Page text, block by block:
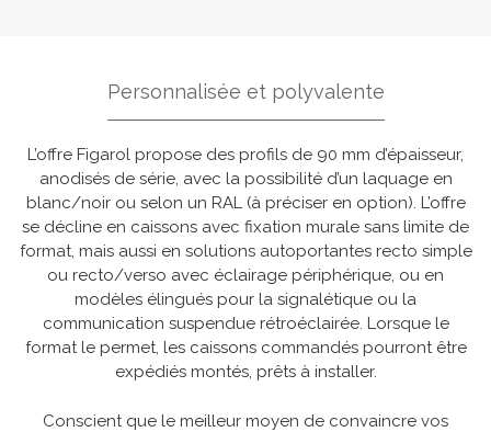
Personnalisée et polyvalente
L’offre Figarol propose des profils de 90 mm d’épaisseur,
anodisés de série, avec la possibilité d’un laquage en
blanc/noir ou selon un RAL (à préciser en option). L’offre
se décline en caissons avec fixation murale sans limite de
format, mais aussi en solutions autoportantes recto simple
ou recto/verso avec éclairage périphérique, ou en
modèles élingués pour la signalétique ou la
communication suspendue rétroéclairée. Lorsque le
format le permet, les caissons commandés pourront être
expédiés montés, prêts à installer.
Conscient que le meilleur moyen de convaincre vos